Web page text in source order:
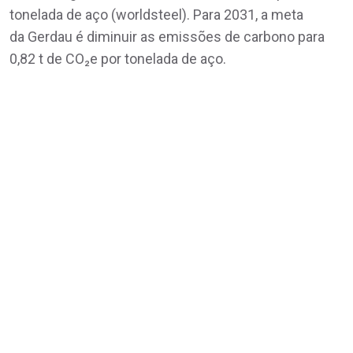
tonelada de aço (worldsteel). Para 2031, a meta
da Gerdau é diminuir as emissões de carbono para
0,82 t de CO₂e por tonelada de aço.